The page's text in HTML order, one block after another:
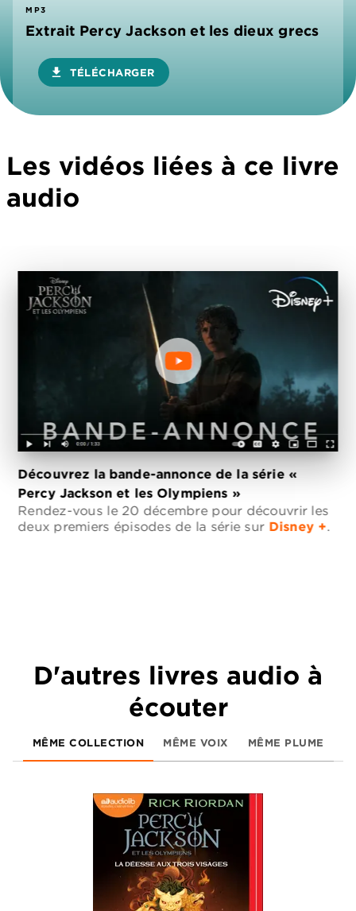
MP3
Extrait Percy Jackson et les dieux grecs
download TÉLÉCHARGER
Les vidéos liées à ce livre
audio
Découvrez la bande-annonce de la série «
Percy Jackson et les Olympiens »
Rendez-vous le 20 décembre pour découvrir les
deux premiers épisodes de la série surDisney +.
D'autres livres audio à
écouter
MÊME COLLECTION MÊME VOIX MÊME PLUME